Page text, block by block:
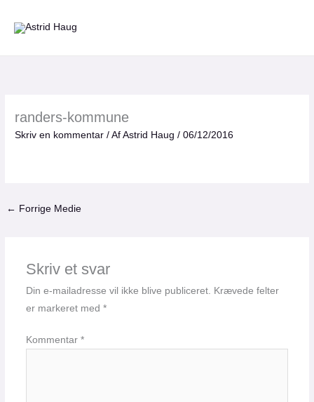
randers-kommune
Skriv en kommentar / AfAstrid Haug/06/12/2016
← Forrige Medie
Skriv et svar
Din e-mailadresse vil ikke blive publiceret. Krævede felter
er markeret med *
Kommentar *